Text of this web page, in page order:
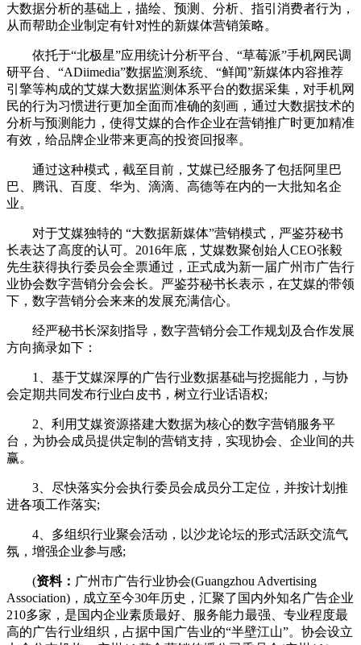
大数据分析的基础上，描绘、预测、分析、指引消费者行为，
从而帮助企业制定有针对性的新媒体营销策略。
依托于“北极星”应用统计分析平台、“草莓派”手机网民调
研平台、“ADiimedia”数据监测系统、“鲜闻”新媒体内容推荐
引擎等构成的艾媒大数据监测体系平台的数据采集，对手机网
民的行为习惯进行更加全面而准确的刻画，通过大数据技术的
分析与预测能力，使得艾媒的合作企业在营销推广时更加精准
有效，给品牌企业带来更高的投资回报率。
通过这种模式，截至目前，艾媒已经服务了包括阿里巴
巴、腾讯、百度、华为、滴滴、高德等在内的一大批知名企
业。
对于艾媒独特的 “大数据新媒体”营销模式，严鉴芬秘书
长表达了高度的认可。2016年底，艾媒数聚创始人CEO张毅
先生获得执行委员会全票通过，正式成为新一届广州市广告行
业协会数字营销分会会长。严鉴芬秘书长表示，在艾媒的带领
下，数字营销分会来来的发展充满信心。
经严秘书长深刻指导，数字营销分会工作规划及合作发展
方向摘录如下：
1、基于艾媒深厚的广告行业数据基础与挖掘能力，与协
会定期共同发布行业白皮书，树立行业话语权;
2、利用艾媒资源搭建大数据为核心的数字营销服务平
台，为协会成员提供定制的营销支持，实现协会、企业间的共
赢。
3、尽快落实分会执行委员会成员分工定位，并按计划推
进各项工作落实;
4、多组织行业聚会活动，以沙龙论坛的形式活跃交流气
氛，增强企业参与感;
(资料： 广州市广告行业协会(Guangzhou Advertising
Association)，成立至今30年历史，汇聚了国内外知名广告企业
210多家，是国内企业素质最好、服务能力最强、专业程度最
高的广告行业组织，占据中国广告业的“半壁江山”。协会设立